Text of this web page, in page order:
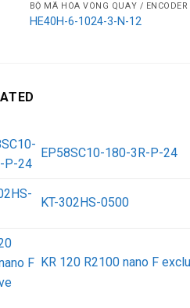
BỘ MÃ HÓA VÒNG QUAY / ENCODER
HE40H-6-1024-3-N-12
EP58SC10-180-3R-P-24
KT-302HS-0500
KR 120 R2100 nano F